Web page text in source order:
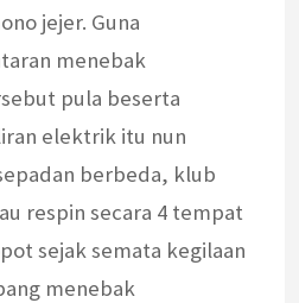
jejer. Guna
menebak
pula beserta
elektrik itu nun
berbeda, klub
respin secara 4 tempat
sejak semata kegilaan
menebak